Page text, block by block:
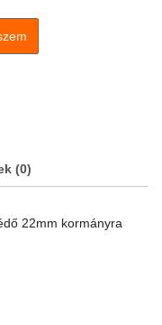
(0)
22mm kormányra